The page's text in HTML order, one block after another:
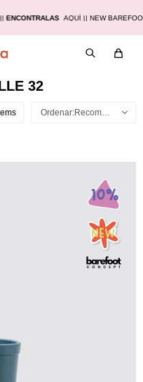
ENCONTRALASAQUÍ || NEW
32
Recomendados